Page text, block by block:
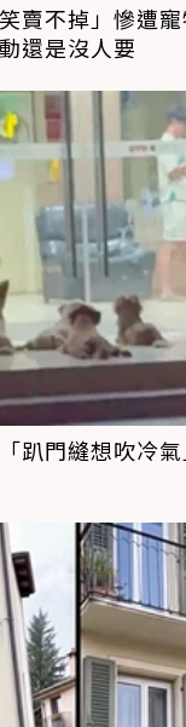
賣不掉」慘遭
還是沒人要
趴門縫想吹冷